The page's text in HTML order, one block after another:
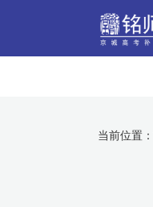
当前位置：